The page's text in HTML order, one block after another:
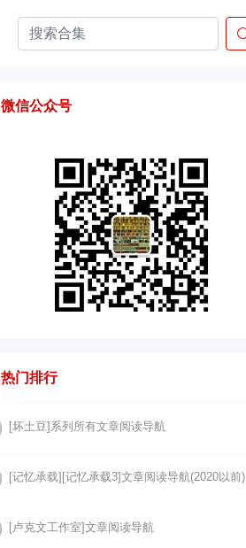
微信公众号
热门排行
[坏土豆]系列所有文章阅读导航
[记忆承载][记忆承载3]文章阅读导航(2020以前)
[卢克文工作室]文章阅读导航